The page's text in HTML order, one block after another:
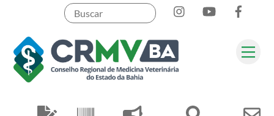
content
InstagramYouTube